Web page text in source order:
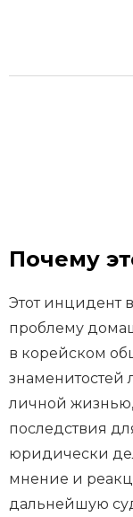
Почему
Этот инцидент
проблему
в корейском
знаменитостей
личной жизнью,
последствия
юридически
мнение и
дальнейшую